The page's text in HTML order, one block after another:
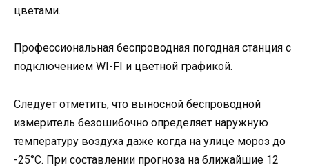
цветами.
Профессиональная беспроводная погодная станция с
подключением WI-FI и цветной графикой.
Следует отметить, что выносной беспроводной
измеритель безошибочно определяет наружную
температуру воздуха даже когда на улице мороз до
-25°С. При составлении прогноза на ближайшие 12